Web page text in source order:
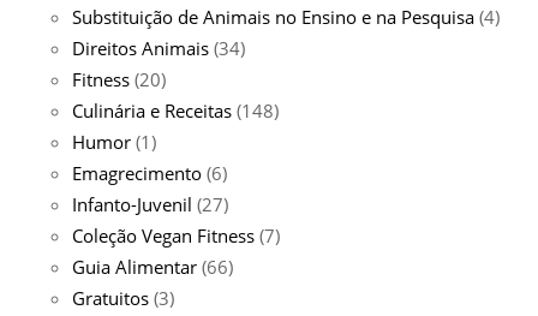
Substituição de Animais no Ensino e na Pesquisa (4)
Direitos Animais (34)
Fitness (20)
Culinária e Receitas (148)
Humor (1)
Emagrecimento (6)
Infanto-Juvenil (27)
Coleção Vegan Fitness (7)
Guia Alimentar (66)
Gratuitos (3)